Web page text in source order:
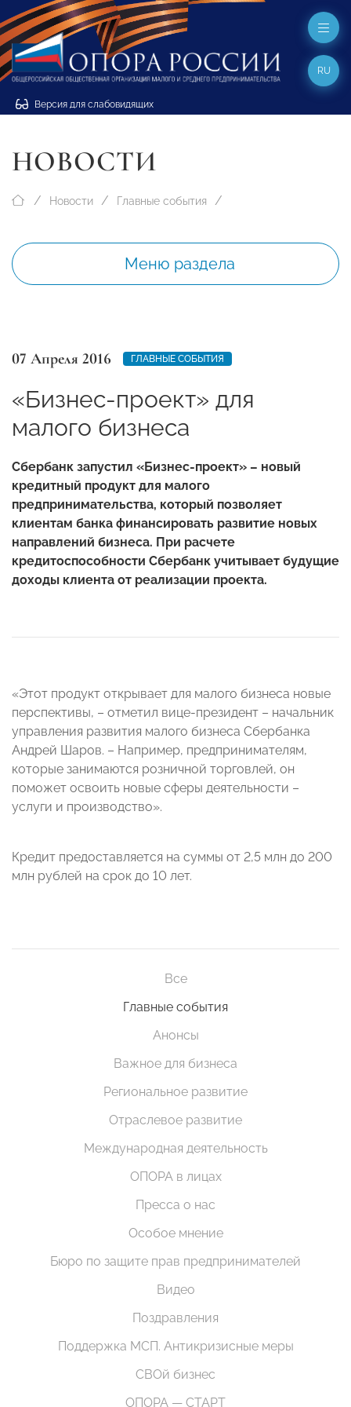
Версия для слабовидящих
RU
НОВОСТИ
Новости Главные события
Меню раздела
07 Апреля 2016 ГЛАВНЫЕ СОБЫТИЯ
«Бизнес-проект» для
малого бизнеса
Сбербанк запустил «Бизнес-проект» – новый
кредитный продукт для малого
предпринимательства, который позволяет
клиентам банка финансировать развитие новых
направлений бизнеса. При расчете
кредитоспособности Сбербанк учитывает будущие
доходы клиента от реализации проекта.
«Этот продукт открывает для малого бизнеса новые
перспективы, – отметил вице-президент – начальник
управления развития малого бизнеса Сбербанка
Андрей Шаров. – Например, предпринимателям,
которые занимаются розничной торговлей, он
поможет освоить новые сферы деятельности –
услуги и производство».
Кредит предоставляется на суммы от 2,5 млн до 200
млн рублей на срок до 10 лет.
Все
Главные события
Анонсы
Важное для бизнеса
Региональное развитие
Отраслевое развитие
Международная деятельность
ОПОРА в лицах
Пресса о нас
Особое мнение
Бюро по защите прав предпринимателей
Видео
Поздравления
Поддержка МСП. Антикризисные меры
СВОй бизнес
ОПОРА — СТАРТ